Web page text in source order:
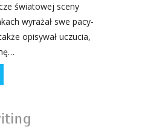
świa­to­wej sce­ny
wyra­żał swe pacy­
opi­sy­wał uczu­cia,